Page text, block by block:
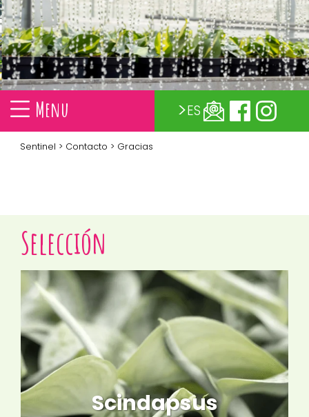
Menu ES
Sentinel > Contacto > Gracias
Selección
Scindapsus